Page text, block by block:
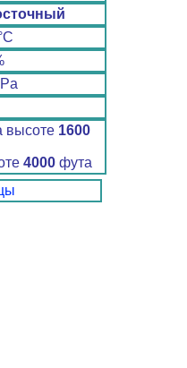
высоте 1600
4000фута